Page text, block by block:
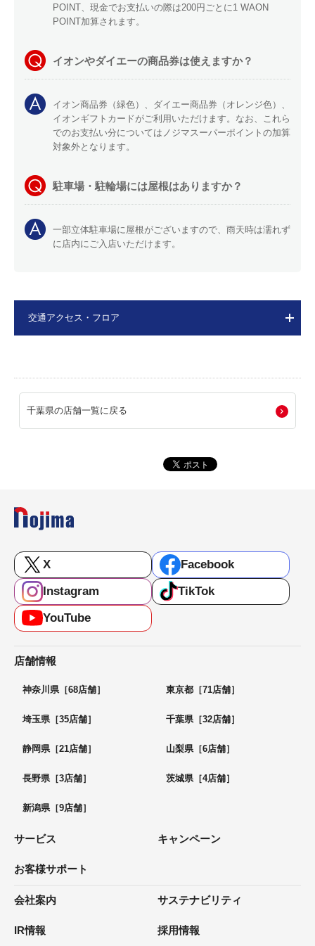
POINT、現金でお支払いの際は200円ごとに1 WAON
POINT加算されます。
イオンやダイエーの商品券は使えますか？
イオン商品券（緑色）、ダイエー商品券（オレンジ色）、
イオンギフトカードがご利用いただけます。なお、これら
でのお支払い分についてはノジマスーパーポイントの加算
対象外となります。
駐車場・駐輪場には屋根はありますか？
一部立体駐車場に屋根がございますので、雨天時は濡れず
に店内にご入店いただけます。
交通アクセス・フロア
千葉県の店舗一覧に戻る
X
Facebook
Instagram
TikTok
YouTube
店舗情報
神奈川県［68店舗］ 東京都［71店舗］
埼玉県［35店舗］ 千葉県［32店舗］
静岡県［21店舗］ 山梨県［6店舗］
長野県［3店舗］ 茨城県［4店舗］
新潟県［9店舗］
サービス キャンペーン
お客様サポート
会社案内 サステナビリティ
IR情報 採用情報